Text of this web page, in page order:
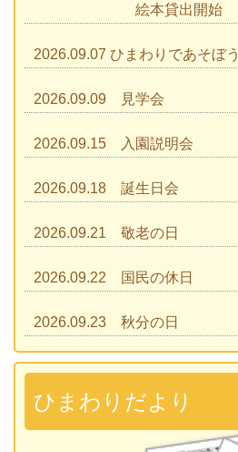
絵本貸出開始
2026.09.07 ひまわりであそぼう
2026.09.09 見学会
2026.09.15 入園説明会
2026.09.18 誕生日会
2026.09.21 敬老の日
2026.09.22 国民の休日
2026.09.23 秋分の日
2026.09.28 運動会
準備説明会
ひまわりだより